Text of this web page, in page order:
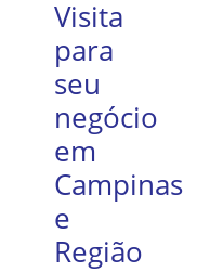
Visita
para
seu
negócio
em
Campinas
e
Região